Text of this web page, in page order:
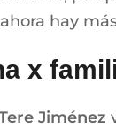
hay
x
Jiménez